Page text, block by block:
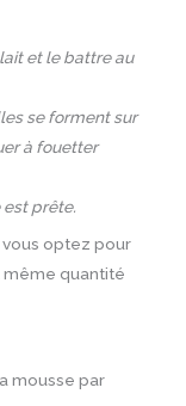
et le battre au
se forment sur
à fouetter
prête.
vous optez pour
même quantité
mousse par